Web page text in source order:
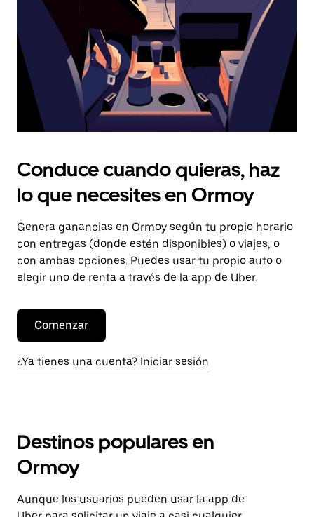
calendario.
Conduce cuando quieras, haz
lo que necesites en Ormoy
Genera ganancias en Ormoy según tu propio horario
con entregas (donde estén disponibles) o viajes, o
con ambas opciones. Puedes usar tu propio auto o
elegir uno de renta a través de la app de Uber.
Comenzar
¿Ya tienes una cuenta? Iniciar sesión
Destinos populares en
Ormoy
Aunque los usuarios pueden usar la app de